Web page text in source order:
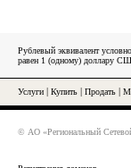
Рублевый эквивалент
равен 1 (одному) доллару
Услуги Купить Продать
© АО «Региональный